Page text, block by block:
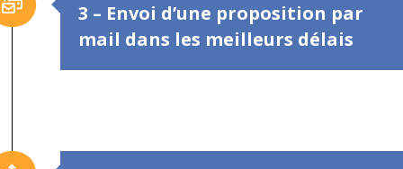
3 – Envoi d’une proposition par
mail dans les meilleurs délais